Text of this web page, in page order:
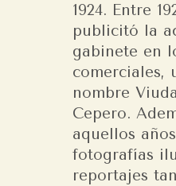
1924. Entre
publicitó la
gabinete en
comerciales,
nombre
Cepero.
aquellos
fotografías
reportajes